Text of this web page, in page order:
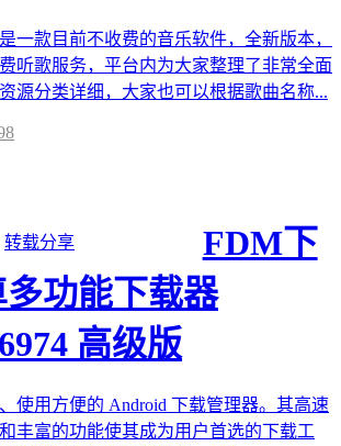
一款目前不收费的音乐软件，全新版本，
听歌服务，平台内为大家整理了非常全面
源分类详细，大家也可以根据歌曲名称...
转载分享
FDM下
功能下载器
高级版
使用方便的 Android 下载管理器。其高速
丰富的功能使其成为用户首选的下载工